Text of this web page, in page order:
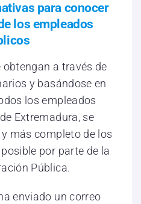
para conocer
los empleados
a través de
y basándose en
los empleados
Extremadura, se
más completo de los
por parte de la
Pública.
enviado un correo